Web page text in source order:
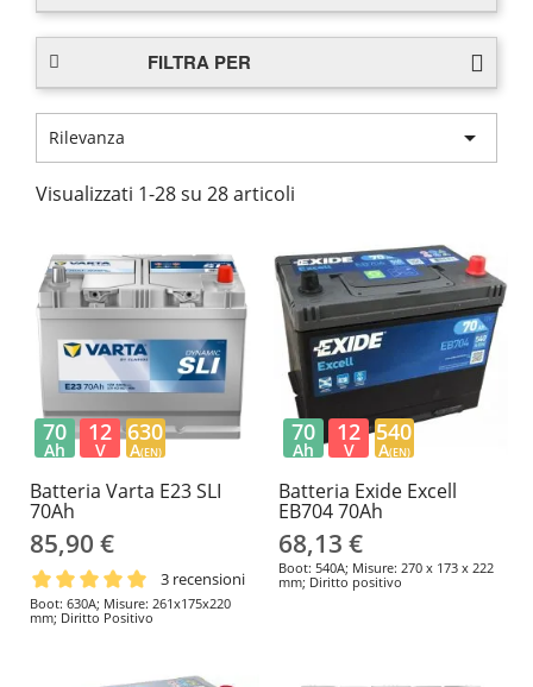
FILTRA PER
Rilevanza 
Visualizzati 1-28 su 28 articoli
Batteria Varta E23 SLI
70Ah
85,90 €
3 recensioni
Boot: 630A; Misure: 261x175x220
mm; Diritto Positivo
70
Ah
12
V
630
A(EN)
Batteria Exide Excell
EB704 70Ah
68,13 €
Boot: 540A; Misure: 270 x 173 x 222
mm; Diritto positivo
70
Ah
12
V
540
A(EN)